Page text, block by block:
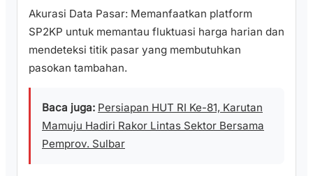
​Akurasi Data Pasar: Memanfaatkan platform
SP2KP untuk memantau fluktuasi harga harian dan
mendeteksi titik pasar yang membutuhkan
pasokan tambahan.
Baca juga: Persiapan HUT RI Ke-81, Karutan
Mamuju Hadiri Rakor Lintas Sektor Bersama
Pemprov. Sulbar